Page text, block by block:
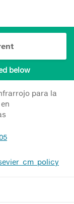
below
para la